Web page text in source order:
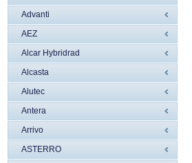
Advanti
AEZ
Alcar Hybridrad
Alcasta
Alutec
Antera
Arrivo
ASTERRO